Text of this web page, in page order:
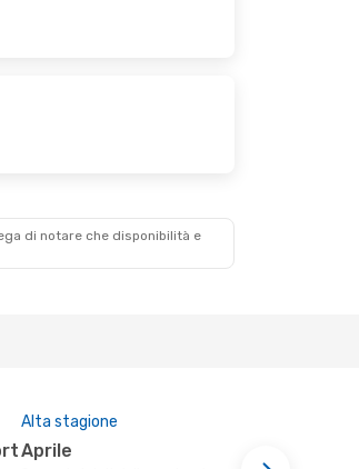
di notare che disponibilità e
Alta stagione
aprile